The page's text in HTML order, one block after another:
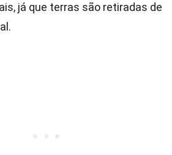
já que terras são retiradas de